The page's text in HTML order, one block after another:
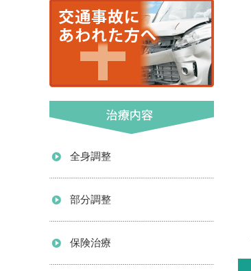
全身調整
部分調整
保険治療